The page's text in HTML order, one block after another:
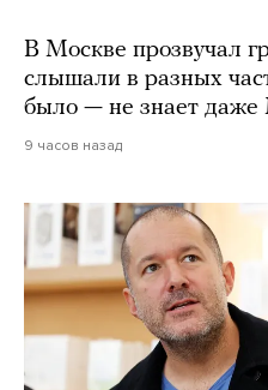
В Москве прозвучал
слышали в разных
было — не знает
9 часов назад